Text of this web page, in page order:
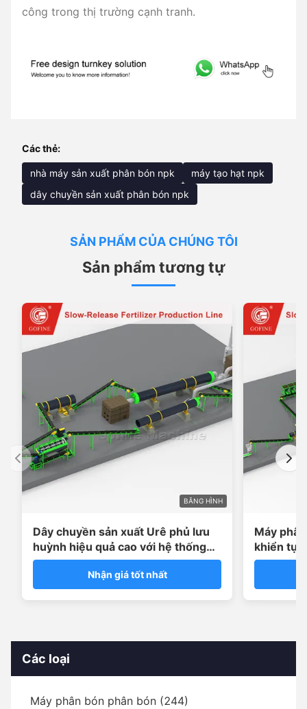
công trong thị trường cạnh tranh.
Các thẻ:
nhà máy sản xuất phân bón npk
máy tạo hạt npk
dây chuyền sản xuất phân bón npk
SẢN PHẨM CỦA CHÚNG TÔI
Sản phẩm tương tự
BĂNG HÌNH
Dây chuyền sản xuất Urê phủ lưu
huỳnh hiệu quả cao với hệ thống
dán sáp
Nhận giá tốt nhất
Máy
khiển tự
chỉnh
Các loại
Máy phân bón phân bón (244)